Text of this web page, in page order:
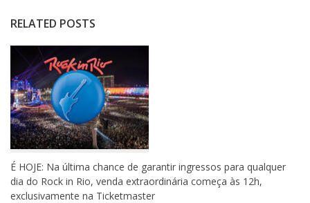
RELATED POSTS
É HOJE: Na última chance de garantir ingressos para qualquer
dia do Rock in Rio, venda extraordinária começa às 12h,
exclusivamente na Ticketmaster